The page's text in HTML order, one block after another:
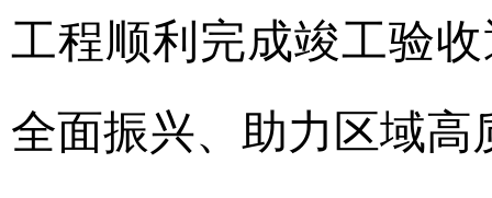
工程顺利完成竣工验
全面振兴、助力区域